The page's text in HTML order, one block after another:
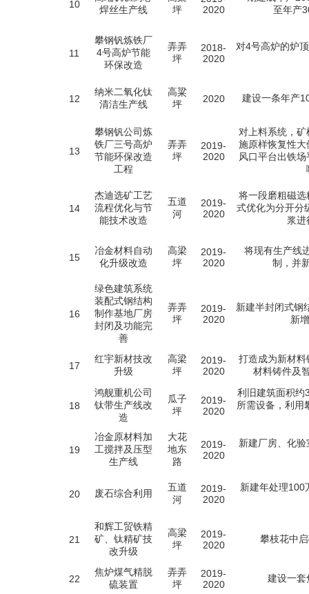
10
焊丝生产线
坪
2020
至年产
11
攀钢钒炼铁厂
4号高炉节能
环保改造
弄弄
坪
2018-
2020
对4号高炉的炉
12
纳米二氧化钛
清洁生产线
高粱
坪
2020 建设一条年产
13
攀钢钒公司炼
铁厂三号高炉
节能环保改造
工程
弄弄
坪
2019-
2020
对上料系统，
施原样恢复性
风口平台出铁
14
杰迪选矿工艺
流程优化与节
能技术改造
五道
河
2019-
2020
将一段磨粗磁
式优化为分开
浆进
15
冶金材料自动
化升级改造
高梁
坪
2019-
2020
将现有生产线
制，并
16
绿色建筑系统
装配式钢结构
制作基地厂房
封闭及功能完
善
弄弄
坪
2019-
2020
新建半封闭式钢
新
17
红宇新材技改
升级
高梁
坪
2019-
2020
打造成为新材
材料铸件及
18
鸿舰重机公司
钛带生产线改
造
瓜子
坪
2019-
2020
利旧建筑面积约
所需设备，利用
19
冶金原材料加
工搅拌及压型
生产线
大花
地东
路
2019-
2020
新建厂房、化
20 废石综合利用
五道
河
2019-
2020
新建年处理100
21
和辉工贸铁精
矿、钛精矿技
改升级
高梁
坪
2019-
2020
攀枝花中
22
焦炉煤气精脱
硫装置
弄弄
坪
2019-
2020
建设一套